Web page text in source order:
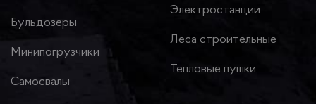
Бульдозеры
Минипогрузчики
Самосвалы
Электростанции
Леса строительные
Тепловые пушки